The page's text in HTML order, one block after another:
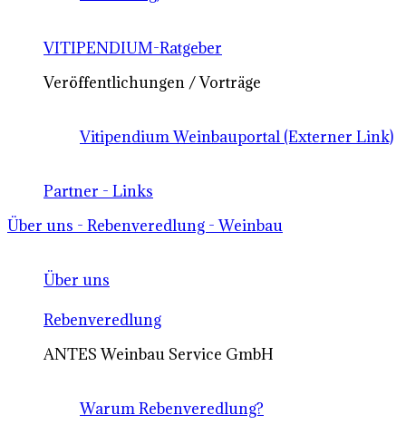
VITIPENDIUM-Ratgeber
Veröffentlichungen / Vorträge
Vitipendium Weinbauportal (Externer Link)
Partner - Links
Über uns - Rebenveredlung - Weinbau
Über uns
Rebenveredlung
ANTES Weinbau Service GmbH
Warum Rebenveredlung?